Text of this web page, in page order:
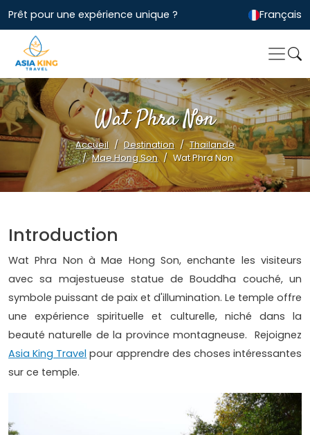
Prêt pour une expérience unique ? Français
Wat Phra Non
Accueil Destination
Thailande
Mae Hong Son
Wat Phra Non
Introduction
Wat Phra Non à Mae Hong Son, enchante les visiteurs
avec sa majestueuse statue de Bouddha couché, un
symbole puissant de paix et d'illumination. Le temple offre
une expérience spirituelle et culturelle, niché dans la
beauté naturelle de la province montagneuse. Rejoignez
Asia King Travel pour apprendre des choses intéressantes
sur ce temple.